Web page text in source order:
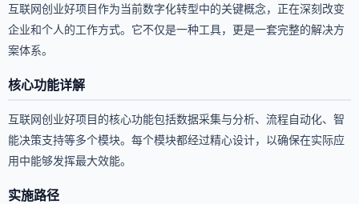
互联网创业好项目作为当前数字化转型中的关键概念，正在深刻改变
企业和个人的工作方式。它不仅是一种工具，更是一套完整的解决方
案体系。
核心功能详解
互联网创业好项目的核心功能包括数据采集与分析、流程自动化、智
能决策支持等多个模块。每个模块都经过精心设计，以确保在实际应
用中能够发挥最大效能。
实施路径